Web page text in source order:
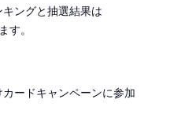
ングと抽選結果は
す。
ードキャンペーンに参加